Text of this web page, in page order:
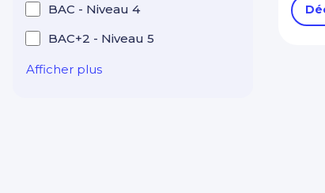
RSE
Santé Médico-social
BAC - Niveau 4
BAC+2 - Niveau 5
Afficher plus